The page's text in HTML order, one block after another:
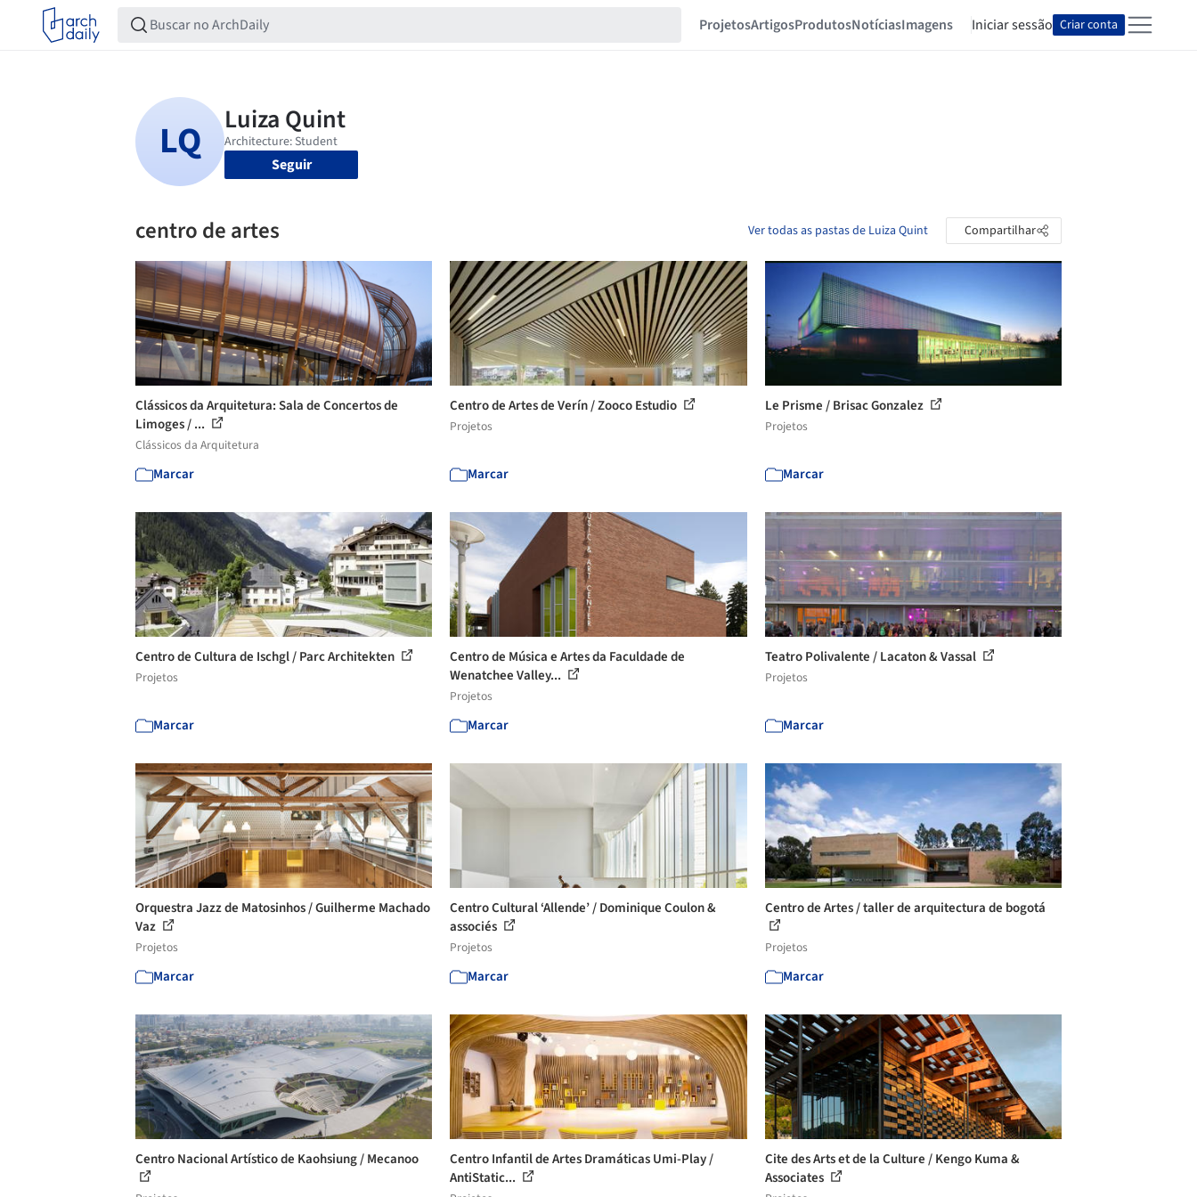
ProjetosArtigosProdutosNotíciasImagens Iniciar sessão Criar conta
Seguir
centro de artes Ver todas as pastas de Luiza Quint Compartilhar
Clássicos da Arquitetura: Sala de Concertos de
Limoges / ...
Clássicos da Arquitetura
Marcar
Centro de Artes de Verín / Zooco Estudio
Projetos
Marcar
Le Prisme / Brisac Gonzalez
Projetos
Marcar
Centro de Cultura de Ischgl / Parc Architekten
Projetos
Marcar
Centro de Música e Artes da Faculdade de
Wenatchee Valley...
Projetos
Marcar
Teatro Polivalente / Lacaton & Vassal
Projetos
Marcar
Orquestra Jazz de Matosinhos / Guilherme Machado
Vaz
Projetos
Marcar
Centro Cultural ‘Allende’ / Dominique Coulon &
associés
Projetos
Marcar
Centro de Artes / taller de arquitectura de bogotá
Projetos
Marcar
Centro Nacional Artístico de Kaohsiung / Mecanoo
Centro Infantil de Artes Dramáticas Umi-Play /
AntiStatic...
Cite des Arts et de la Culture / Kengo Kuma &
Associates